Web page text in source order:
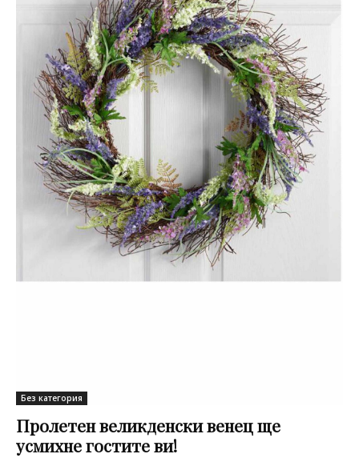
Без категория
Пролетен великденски венец ще
усмихне гостите ви!